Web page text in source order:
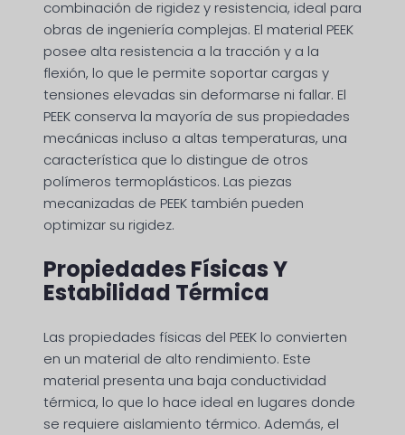
combinación de rigidez y resistencia, ideal para
obras de ingeniería complejas. El material PEEK
posee alta resistencia a la tracción y a la
flexión, lo que le permite soportar cargas y
tensiones elevadas sin deformarse ni fallar. El
PEEK conserva la mayoría de sus propiedades
mecánicas incluso a altas temperaturas, una
característica que lo distingue de otros
polímeros termoplásticos. Las piezas
mecanizadas de PEEK también pueden
optimizar su rigidez.
Propiedades Físicas Y
Estabilidad Térmica
Las propiedades físicas del PEEK lo convierten
en un material de alto rendimiento. Este
material presenta una baja conductividad
térmica, lo que lo hace ideal en lugares donde
se requiere aislamiento térmico. Además, el